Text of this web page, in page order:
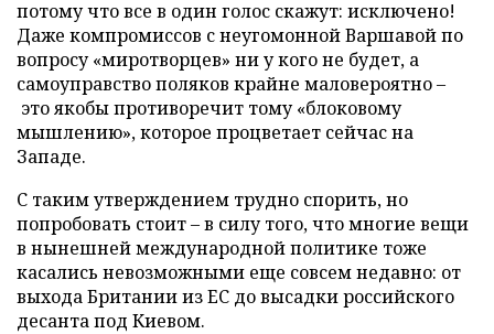
потому что все в один голос скажут: исключено!
Даже компромиссов с неугомонной Варшавой по
вопросу «миротворцев» ни у кого не будет, а
самоуправство поляков крайне маловероятно –
это якобы противоречит тому «блоковому
мышлению», которое процветает сейчас на
Западе.
С таким утверждением трудно спорить, но
попробовать стоит – в силу того, что многие вещи
в нынешней международной политике тоже
касались невозможными еще совсем недавно: от
выхода Британии из ЕС до высадки российского
десанта под Киевом.